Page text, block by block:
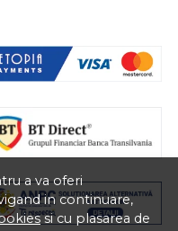
a va oferi
in continuare,
si cu plasarea de